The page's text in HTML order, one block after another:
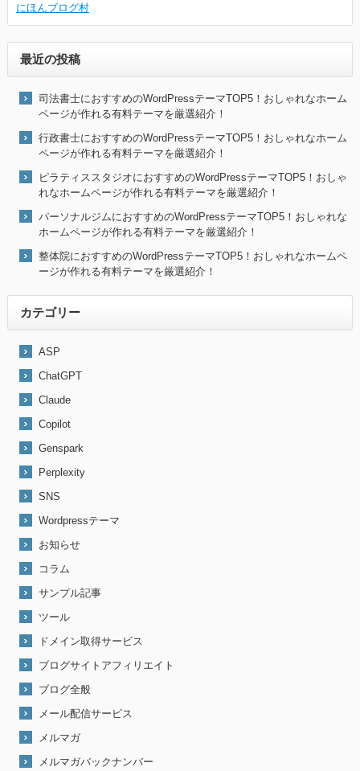
にほんブログ村
最近の投稿
司法書士におすすめのWordPressテーマTOP5！おしゃれなホーム
ページが作れる有料テーマを厳選紹介！
行政書士におすすめのWordPressテーマTOP5！おしゃれなホーム
ページが作れる有料テーマを厳選紹介！
ピラティススタジオにおすすめのWordPressテーマTOP5！おしゃ
れなホームページが作れる有料テーマを厳選紹介！
パーソナルジムにおすすめのWordPressテーマTOP5！おしゃれな
ホームページが作れる有料テーマを厳選紹介！
整体院におすすめのWordPressテーマTOP5！おしゃれなホームペ
ージが作れる有料テーマを厳選紹介！
カテゴリー
ASP
ChatGPT
Claude
Copilot
Genspark
Perplexity
SNS
Wordpressテーマ
お知らせ
コラム
サンプル記事
ツール
ドメイン取得サービス
ブログサイトアフィリエイト
ブログ全般
メール配信サービス
メルマガ
メルマガバックナンバー